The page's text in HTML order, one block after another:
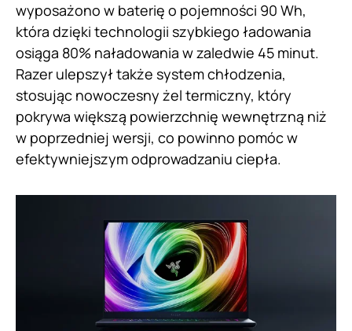
wyposażono w baterię o pojemności 90 Wh,
która dzięki technologii szybkiego ładowania
osiąga 80% naładowania w zaledwie 45 minut.
Razer ulepszył także system chłodzenia,
stosując nowoczesny żel termiczny, który
pokrywa większą powierzchnię wewnętrzną niż
w poprzedniej wersji, co powinno pomóc w
efektywniejszym odprowadzaniu ciepła.